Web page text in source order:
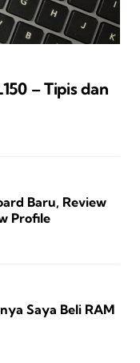
– Tipis dan
Baru, Review
Profile
Saya Beli RAM